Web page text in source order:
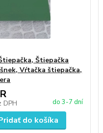
Štiepačka
Vŕtačka štiepačka,
DPH do 3-7 dní
do košíka